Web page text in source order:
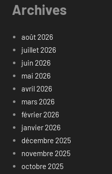
Archives
août 2026
juillet 2026
juin 2026
mai 2026
avril 2026
mars 2026
février 2026
janvier 2026
décembre 2025
novembre 2025
octobre 2025